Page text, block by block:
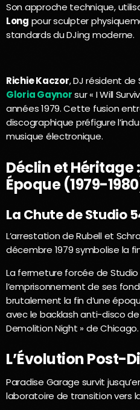
Son approche technique,
Long pour sculpter
standards du DJing moderne.
Richie Kaczor, DJ résident
Gloria Gaynorsur « I Will
années 1979. Cette fusion
discographique préfigure
musique électronique.
Déclin et Héritage
Époque (1979-
La Chute de Studio
L’arrestation de Rubell et
décembre 1979 symbolise la
La fermeture forcée de Studio
l’emprisonnement de ses
brutalement la fin d’une
avec le backlash anti-disco de
Demolition Night » de Chicago.
L’Évolution Post-
Paradise Garage survit
laboratoire de transition vers